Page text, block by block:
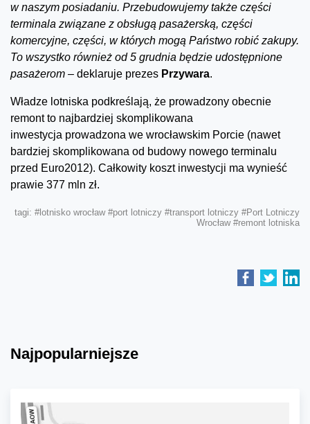
w naszym posiadaniu. Przebudowujemy także części
terminala związane z obsługą pasażerską, części
komercyjne, części, w których mogą Państwo robić zakupy.
To wszystko również od 5 grudnia będzie udostępnione
pasażerom – deklaruje prezes Przywara.
Władze lotniska podkreślają, że prowadzony obecnie
remont to najbardziej skomplikowana
inwestycja prowadzona we wrocławskim Porcie (nawet
bardziej skomplikowana od budowy nowego terminalu
przed Euro2012). Całkowity koszt inwestycji ma wynieść
prawie 377 mln zł.
tagi: #lotnisko wrocław #port lotniczy #transport lotniczy #Port Lotniczy
Wrocław #remont lotniska
Najpopularniejsze